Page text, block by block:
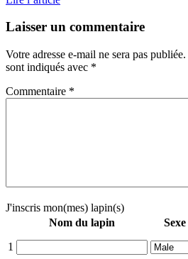
Laisser un commentaire
Votre adresse e-mail ne sera pas publiée.
sont indiqués avec *
Commentaire *
J'inscris mon(mes) lapin(s)
Nom du lapin
Sexe
1